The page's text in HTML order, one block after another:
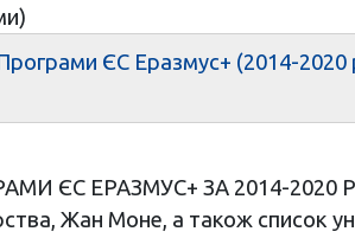
ЄС Еразмус+ (2014-
ЄС ЕРАЗМУС+ ЗА 2014-2020 РР.
Жан Моне, а також список